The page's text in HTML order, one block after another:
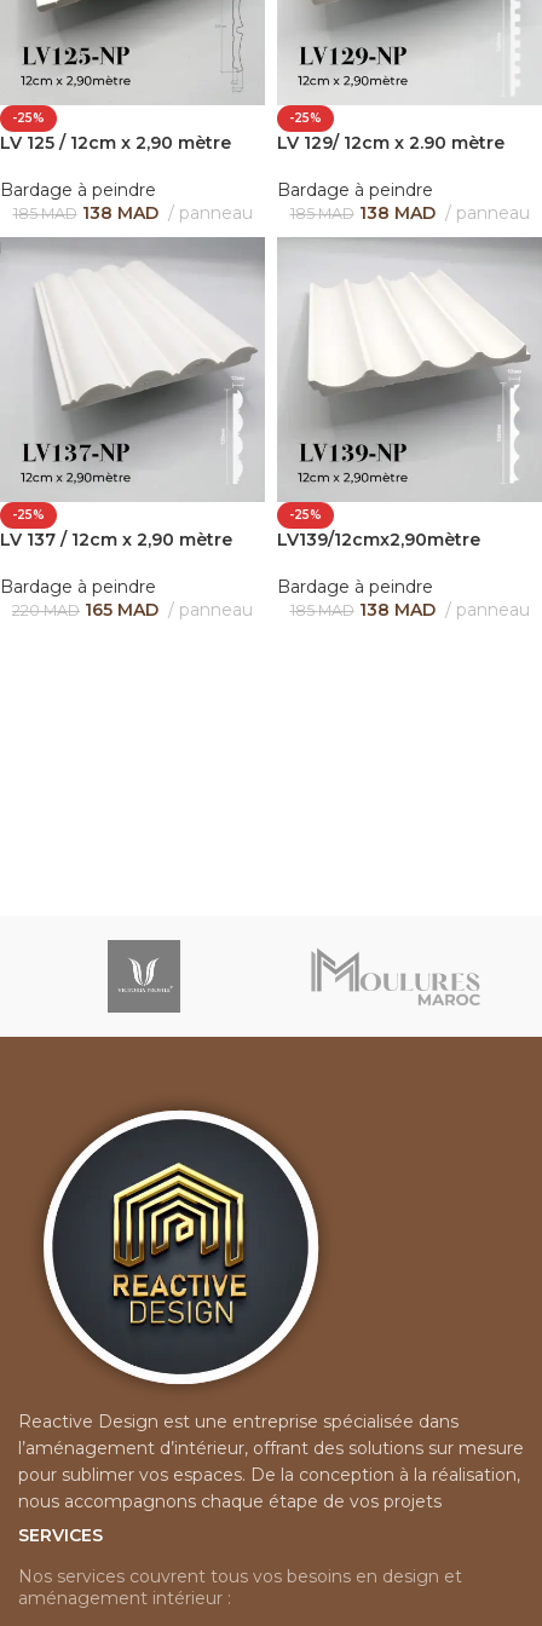
-25%
LV 125 / 12cm x 2,90 mètre
Bardage à peindre
185MAD 138 MAD panneau
-25%
LV 129/ 12cm x 2.90 mètre
Bardage à peindre
185MAD 138 MAD panneau
-25%
LV 137 / 12cm x 2,90 mètre
Bardage à peindre
220MAD 165 MAD panneau
-25%
LV139/12cmx2,90mètre
Bardage à peindre
185MAD 138 MAD panneau
Reactive Design est une entreprise spécialisée dans
l’aménagement d’intérieur, offrant des solutions sur mesure
pour sublimer vos espaces. De la conception à la réalisation,
nous accompagnons chaque étape de vos projets
SERVICES
Nos services couvrent tous vos besoins en design et
aménagement intérieur :